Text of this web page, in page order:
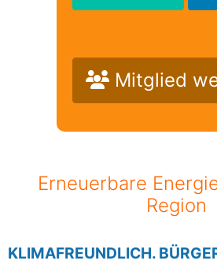
Mitglied
Erneuerbare
Region
KLIMAFREUNDLICH.